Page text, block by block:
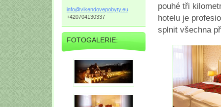
pouhé tři
hotelu je
splnit všechna
info@vikendovepobyty.eu
+420704130337
FOTOGALERIE: